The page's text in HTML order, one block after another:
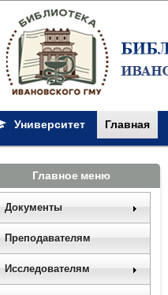
Университет Главная
Главное меню
Документы
Преподавателям
Исследователям